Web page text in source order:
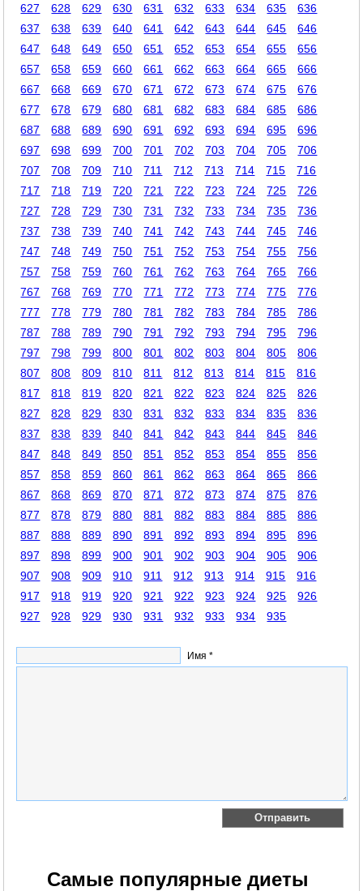
627
628 629 630 631 632 633 634 635
636
637
638 639 640 641 642 643 644 645
646
647
648 649 650 651 652 653 654 655
656
657
658 659 660 661 662 663 664 665
666
667
668 669 670 671 672 673 674 675
676
677
678 679 680 681 682 683 684 685
686
687
688 689 690 691 692 693 694 695
696
697
698 699 700 701 702 703 704 705
706
707
708 709 710 711 712 713 714 715
716
717
718 719 720 721 722 723 724 725
726
727
728 729 730 731 732 733 734 735
736
737
738 739 740 741 742 743 744 745
746
747
748 749 750 751 752 753 754 755
756
757
758 759 760 761 762 763 764 765
766
767
768 769 770 771 772 773 774 775
776
777
778 779 780 781 782 783 784 785
786
787
788 789 790 791 792 793 794 795
796
797
798 799 800 801 802 803 804 805
806
807
808 809 810 811 812 813 814 815
816
817
818 819 820 821 822 823 824 825
826
827
828 829 830 831 832 833 834 835
836
837
838 839 840 841 842 843 844 845
846
847
848 849 850 851 852 853 854 855
856
857
858 859 860 861 862 863 864 865
866
867
868 869 870 871 872 873 874 875
876
877
878 879 880 881 882 883 884 885
886
887
888 889 890 891 892 893 894 895
896
897
898 899 900 901 902 903 904 905
906
907
908 909 910 911 912 913 914 915
916
917
918 919 920 921 922 923 924 925
926
927
928 929 930 931 932 933 934 935
Имя *
Самые популярные диеты